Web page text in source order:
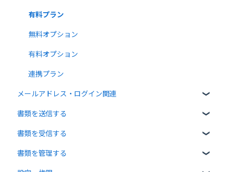
操作方法について
通知メールについて
有料プラン
無料オプション
有料オプション
連携プラン
メールアドレス・ログイン関連
ログイン関連
書類を送信する
書類のアップロード・編集
宛先設定
書類を受信する
受信者ガイド
書類を管理する